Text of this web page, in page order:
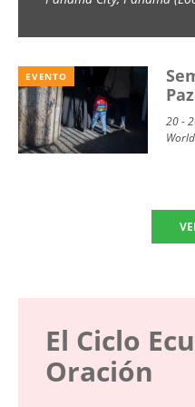
School)
EVENTO
20 -
El Ciclo
Oración